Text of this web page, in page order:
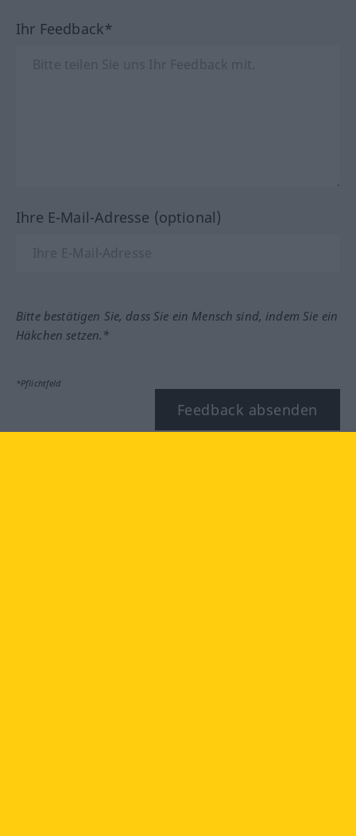
Ihr Feedback*
Ihre E-Mail-Adresse (optional)
Bitte bestätigen Sie, dass Sie ein Mensch sind, indem Sie ein
Häkchen setzen.*
*Pflichtfeld
Feedback absenden